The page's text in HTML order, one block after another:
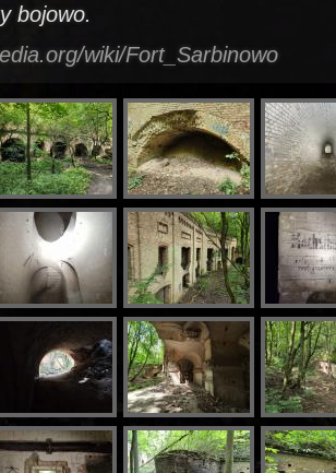
bojowo.
wiki/Fort_Sarbinowo